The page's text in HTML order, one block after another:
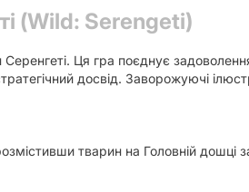
(Wild: Serengeti)
Ця гра поєднує
досвід. Заворожуючі
тварин на Головній